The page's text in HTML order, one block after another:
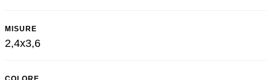
MISURE
2,4x3,6